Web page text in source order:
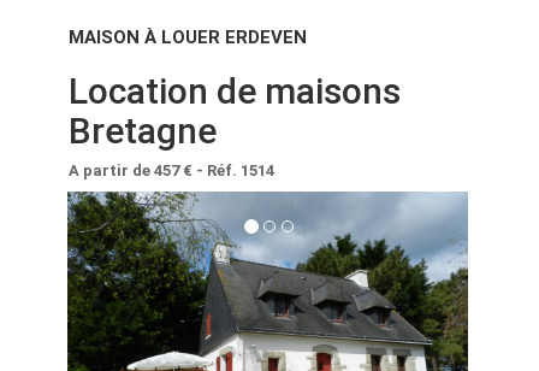
MAISON À LOUER ERDEVEN
Location de maisons
Bretagne
A partir de 457 € - Réf. 1514